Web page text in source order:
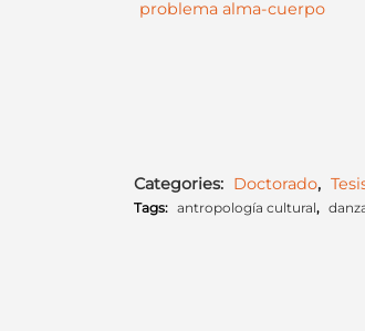
problema alma-cuerpo
Categories: Doctorado,
Tags: antropología cultural,